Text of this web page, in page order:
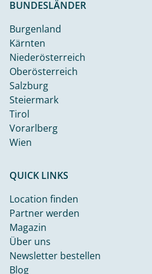
BUNDESLÄNDER
Burgenland
Kärnten
Niederösterreich
Oberösterreich
Salzburg
Steiermark
Tirol
Vorarlberg
Wien
QUICK LINKS
Location finden
Partner werden
Magazin
Über uns
Newsletter bestellen
Blog